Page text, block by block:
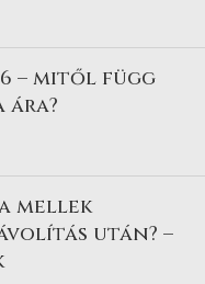
– mitől függ
ára?
mellek
után? –